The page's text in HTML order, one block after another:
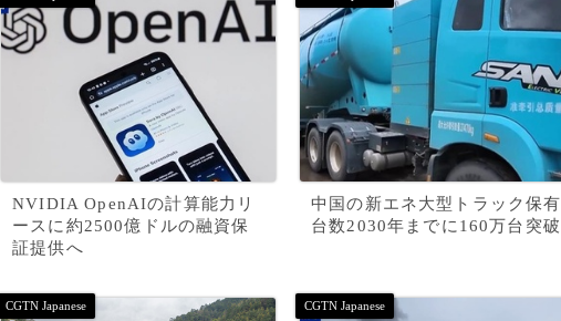
NVIDIA OpenAIの計算能力リ
ースに約2500億ドルの融資保
証提供へ
中国の新エネ大型トラック保有
台数2030年までに160万台突破